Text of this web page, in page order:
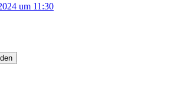
um 11:30